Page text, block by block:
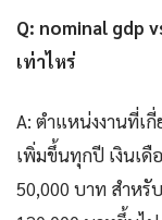
Q: nominal gdp
เท่าไหร่
A: ตำแหน่งงานที่เ
เพิ่มขึ้นทุกปี เงินเ
50,000 บาท สำห